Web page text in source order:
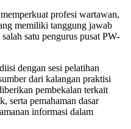
profesi wartawan,
memiliki tanggung jawab
satu pengurus pusat PW-
dengan sesi pelatihan
dari kalangan praktisi
pembekalan terkait
serta pemahaman dasar
informasi dalam